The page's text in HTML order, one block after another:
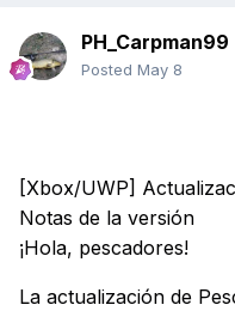
PH_Carpman99
Posted May 8
[Xbox/UWP]
Notas de la versión
¡Hola, pescadores!
La actualización de